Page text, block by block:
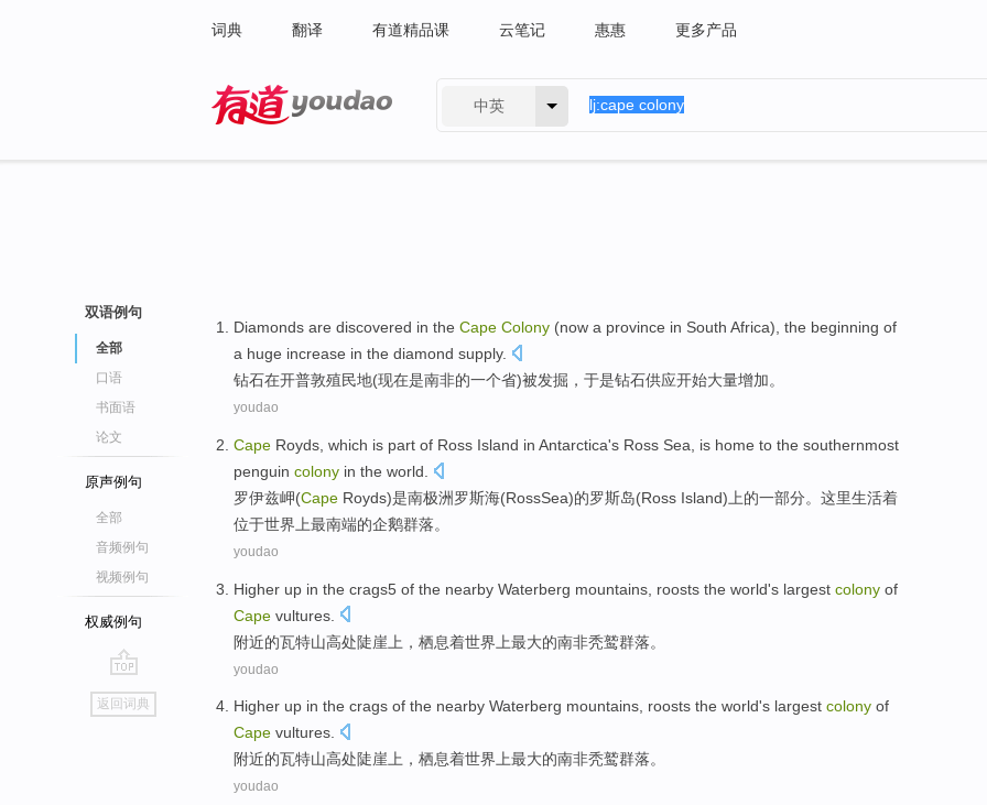
词典 翻译 有道精品课 云笔记 惠惠 更多产品
中英
双语例句
全部
口语
书面语
论文
原声例句
全部
音频例句
视频例句
权威例句
go
top
返回词典
Diamonds are discovered in the Cape Colony (now a province in South Africa), the beginning of
a huge increase in the diamond supply.
钻石在开普敦殖民地(现在是南非的一个省)被发掘 ，于是钻石供应开始大量增加。
youdao
Cape Royds , which is part of Ross Island in Antarctica's Ross Sea , is home to the southernmost
penguin colony in the world
罗伊兹岬(Cape Royds)是南极洲罗斯海(RossSea)的罗斯岛(Ross Island)上的一部分。这里生活着
位于世界上最南端的企鹅群落。
youdao
Higher up in the crags5 of the nearby Waterberg mountains roosts the world's largest colony of
Cape vultures.
附近的瓦特山高处陡崖上 ， 栖息着世界上最大的南非秃鹫群落。
youdao
Higher up in the crags of the nearby Waterberg mountains, roosts the world's largest colony of
Cape vultures.
附近的瓦特山高处陡崖上， 栖息着世界上最大的南非秃鹫群落。
youdao